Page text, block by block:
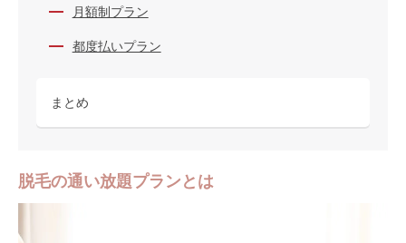
月額制プラン
都度払いプラン
まとめ
脱毛の通い放題プランとは